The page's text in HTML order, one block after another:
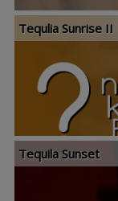
Tequlia Sunrise II
Tequila Sunset